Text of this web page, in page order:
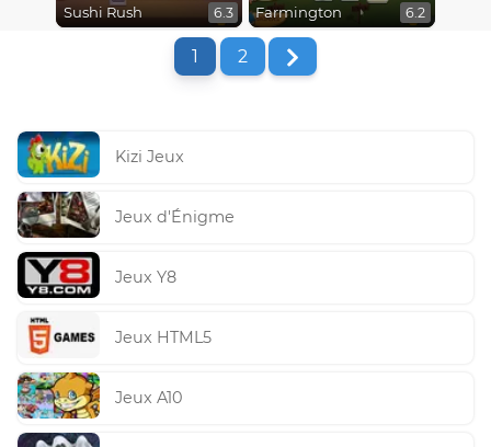
Sushi Rush 6.3 Farmington 6.2
1 2
Kizi Jeux
Jeux d'Énigme
Jeux Y8
Jeux HTML5
Jeux A10